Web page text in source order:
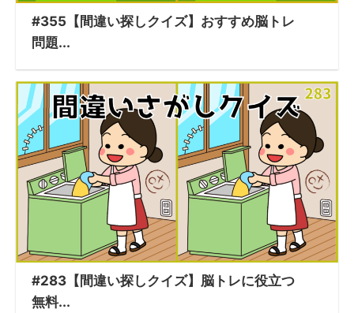
#355【間違い探しクイズ】おすすめ脳トレ
問題...
#283【間違い探しクイズ】脳トレに役立つ
無料...